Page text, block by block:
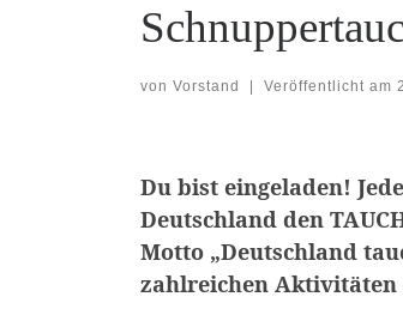
von Vorstand | Veröffentlicht am
Du bist eingeladen!
Deutschland den
Motto „Deutschland
zahlreichen Aktivitäten